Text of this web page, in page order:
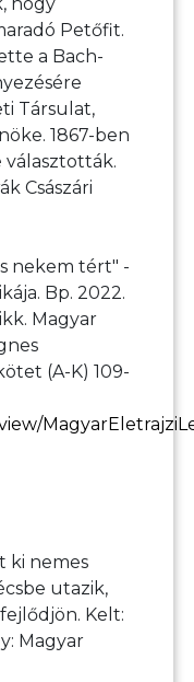
Petőfit.
a Bach-
Társulat,
1867-ben
választották.
Császári
nekem tért" -
Bp. 2022.
Magyar
(A-K) 109-
ki nemes
utazik,
Kelt:
Magyar